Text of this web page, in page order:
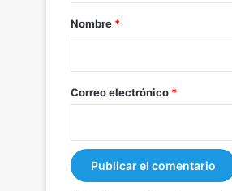
r
*
Nombre *
Correo electrónico *